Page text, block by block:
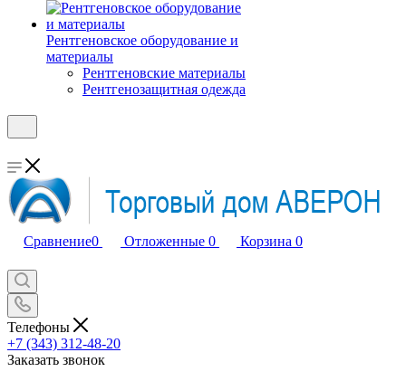
Рентгеновское оборудование и
материалы
Рентгеновские материалы
Рентгенозащитная одежда
Сравнение0 Отложенные 0 Корзина 0
Телефоны
+7 (343) 312-48-20
Заказать звонок